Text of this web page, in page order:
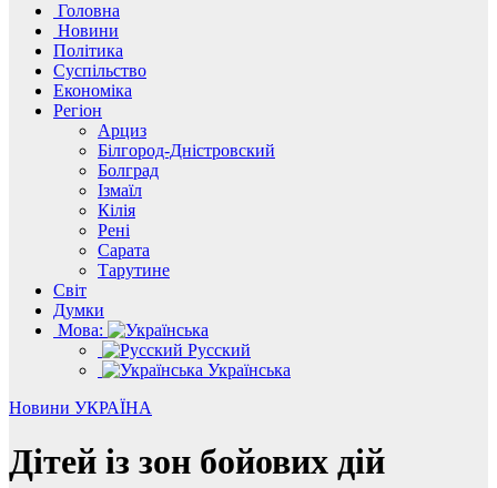
Головна
Новини
Політика
Суспільство
Економіка
Регіон
Арциз
Білгород-Дністровский
Болград
Ізмаїл
Кілія
Рені
Сарата
Тарутине
Світ
Думки
Мова:
Русский
Українська
Новини УКРАЇНА
Дітей із зон бойових дій